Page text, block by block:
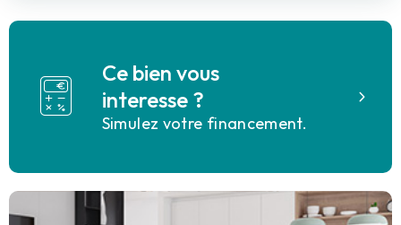
Ce bien vous
interesse ?
Simulez votre financement.